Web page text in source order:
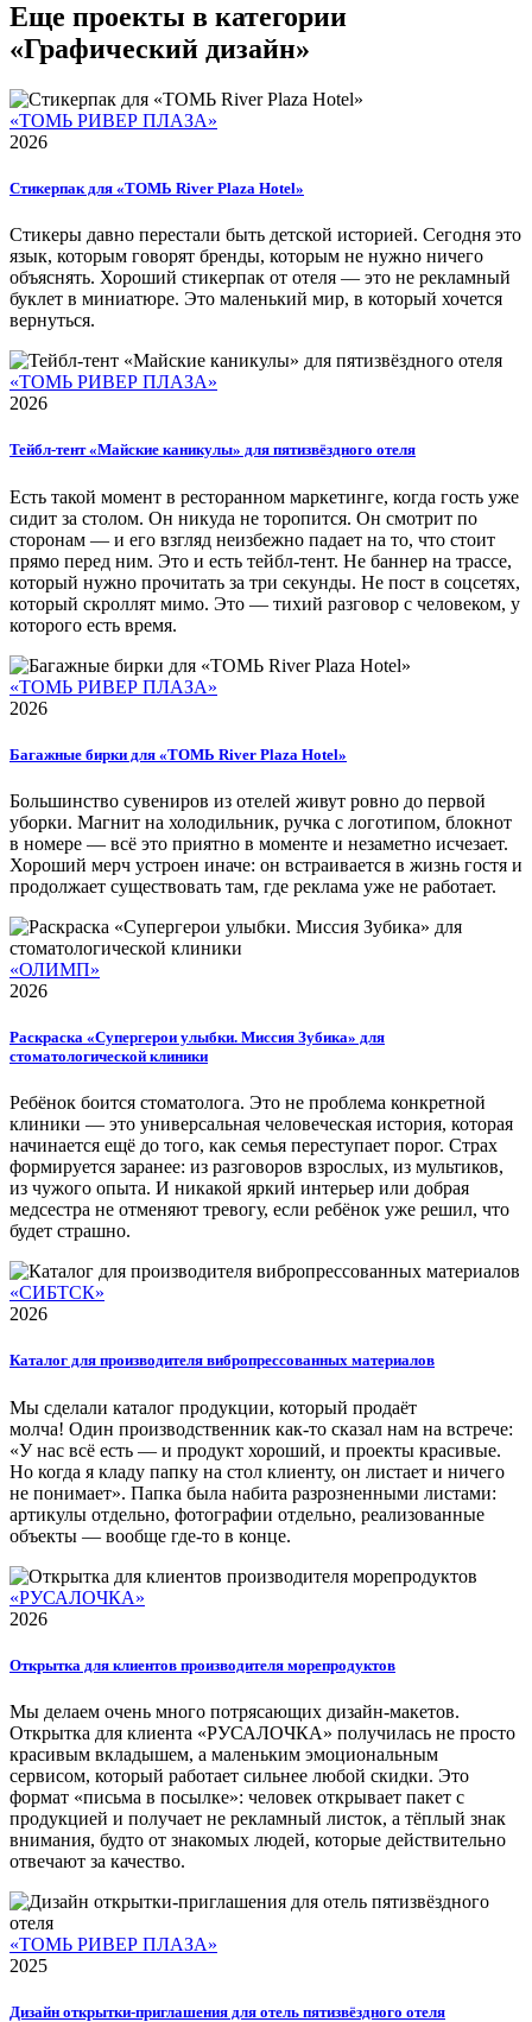
Еще проекты в категории
«Графический дизайн»
«ТОМЬ РИВЕР ПЛАЗА»
2026
Стикерпак для «ТОМЬ River Plaza Hotel»
Стикеры давно перестали быть детской историей. Сегодня это
язык, которым говорят бренды, которым не нужно ничего
объяснять. Хороший стикерпак от отеля — это не рекламный
буклет в миниатюре. Это маленький мир, в который хочется
вернуться.
«ТОМЬ РИВЕР ПЛАЗА»
2026
Тейбл-тент «Майские каникулы» для пятизвёздного отеля
Есть такой момент в ресторанном маркетинге, когда гость уже
сидит за столом. Он никуда не торопится. Он смотрит по
сторонам — и его взгляд неизбежно падает на то, что стоит
прямо перед ним. Это и есть тейбл-тент. Не баннер на трассе,
который нужно прочитать за три секунды. Не пост в соцсетях,
который скроллят мимо. Это — тихий разговор с человеком, у
которого есть время.
«ТОМЬ РИВЕР ПЛАЗА»
2026
Багажные бирки для «ТОМЬ River Plaza Hotel»
Большинство сувениров из отелей живут ровно до первой
уборки. Магнит на холодильник, ручка с логотипом, блокнот
в номере — всё это приятно в моменте и незаметно исчезает.
Хороший мерч устроен иначе: он встраивается в жизнь гостя и
продолжает существовать там, где реклама уже не работает.
«ОЛИМП»
2026
Раскраска «Супергерои улыбки. Миссия Зубика» для
стоматологической клиники
Ребёнок боится стоматолога. Это не проблема конкретной
клиники — это универсальная человеческая история, которая
начинается ещё до того, как семья переступает порог. Страх
формируется заранее: из разговоров взрослых, из мультиков,
из чужого опыта. И никакой яркий интерьер или добрая
медсестра не отменяют тревогу, если ребёнок уже решил, что
будет страшно.
«СИБТСК»
2026
Каталог для производителя вибропрессованных материалов
Мы сделали каталог продукции, который продаёт
молча! Один производственник как-то сказал нам на встрече:
«У нас всё есть — и продукт хороший, и проекты красивые.
Но когда я кладу папку на стол клиенту, он листает и ничего
не понимает». Папка была набита разрозненными листами:
артикулы отдельно, фотографии отдельно, реализованные
объекты — вообще где-то в конце.
«РУСАЛОЧКА»
2026
Открытка для клиентов производителя морепродуктов
Мы делаем очень много потрясающих дизайн-макетов.
Открытка для клиента «РУСАЛОЧКА» получилась не просто
красивым вкладышем, а маленьким эмоциональным
сервисом, который работает сильнее любой скидки. Это
формат «письма в посылке»: человек открывает пакет с
продукцией и получает не рекламный листок, а тёплый знак
внимания, будто от знакомых людей, которые действительно
отвечают за качество.
«ТОМЬ РИВЕР ПЛАЗА»
2025
Дизайн открытки-приглашения для отель пятизвёздного отеля